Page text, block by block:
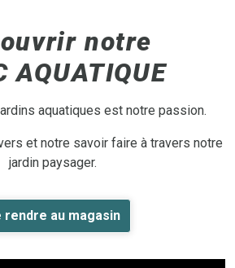
notre
AQUATIQUE
aquatiques est notre passion.
et notre savoir faire à travers notre
jardin paysager.
rendre au magasin